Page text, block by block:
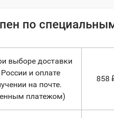
по
выборе доставки
и оплате
на почте.
платежом)
858